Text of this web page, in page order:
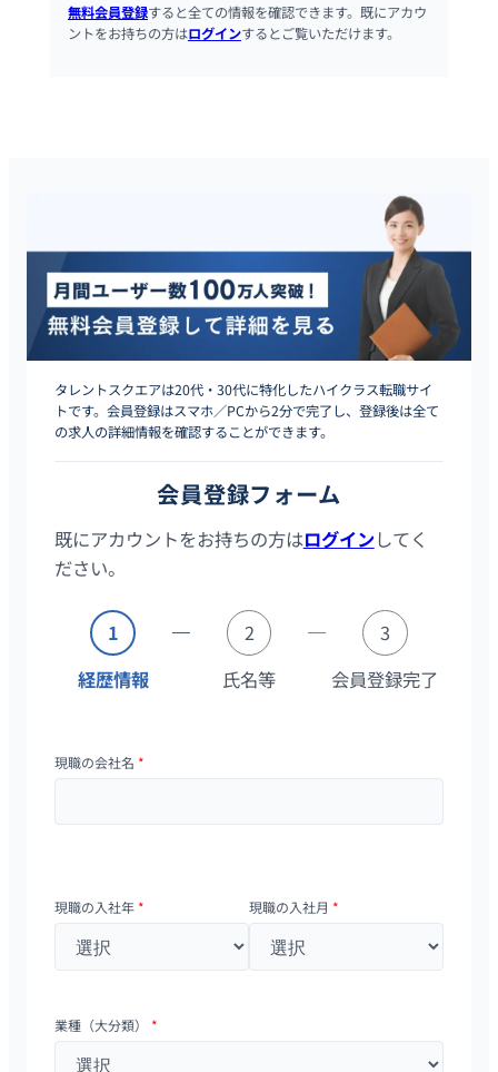
無料会員登録すると全ての情報を確認できます。既にアカウ
ントをお持ちの方はログインするとご覧いただけます。
タレントスクエアは20代・30代に特化したハイクラス転職サイ
トです。会員登録はスマホ／PCから2分で完了し、登録後は全て
の求人の詳細情報を確認することができます。
会員登録フォーム
既にアカウントをお持ちの方はログインしてく
ださい。
1
経歴情報
2
氏名等
3
会員登録完了
現職の会社名 *
現職の入社年 * 現職の入社月 *
業種（大分類） *